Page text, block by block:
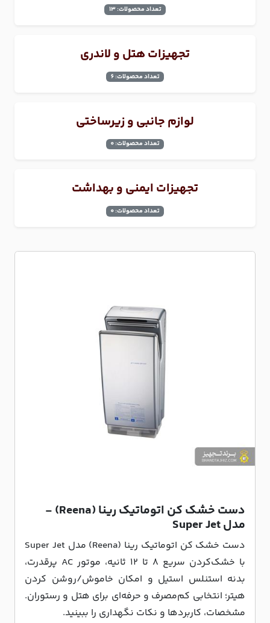
تعداد محصولات: 13
تجهیزات هتل و لاندری
تعداد محصولات: 6
لوازم جانبی و زیرساختی
تعداد محصولات: 0
تجهیزات ایمنی و بهداشت
تعداد محصولات: 0
دست خشک کن اتوماتیک رینا (Reena) -
مدل Super Jet
دست خشک کن اتوماتیک رینا (Reena) مدل Super Jet
با خشک‌کردن سریع 8 تا 12 ثانیه، موتور AC پرقدرت،
بدنه استنلس استیل و امکان خاموش/روشن کردن
هیتر؛ انتخابی کم‌مصرف و حرفه‌ای برای هتل و رستوران.
مشخصات، کاربردها و نکات نگهداری را ببینید.